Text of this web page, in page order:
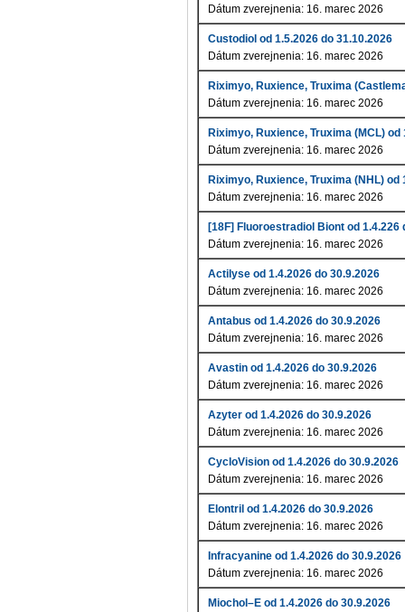
Dátum zverejnenia: 16. marec 2026
Custodiol od 1.5.2026 do 31.10.2026
Dátum zverejnenia: 16. marec 2026
Riximyo, Ruxience, Truxima
Dátum zverejnenia: 16. marec 2026
Riximyo, Ruxience, Truxima (MCL) od
Dátum zverejnenia: 16. marec 2026
Riximyo, Ruxience, Truxima (NHL) od
Dátum zverejnenia: 16. marec 2026
[18F] Fluoroestradiol Biont od 1.4.226
Dátum zverejnenia: 16. marec 2026
Actilyse od 1.4.2026 do 30.9.2026
Dátum zverejnenia: 16. marec 2026
Antabus od 1.4.2026 do 30.9.2026
Dátum zverejnenia: 16. marec 2026
Avastin od 1.4.2026 do 30.9.2026
Dátum zverejnenia: 16. marec 2026
Azyter od 1.4.2026 do 30.9.2026
Dátum zverejnenia: 16. marec 2026
CycloVision od 1.4.2026 do 30.9.2026
Dátum zverejnenia: 16. marec 2026
Elontril od 1.4.2026 do 30.9.2026
Dátum zverejnenia: 16. marec 2026
Infracyanine od 1.4.2026 do 30.9.2026
Dátum zverejnenia: 16. marec 2026
Miochol–E od 1.4.2026 do 30.9.2026